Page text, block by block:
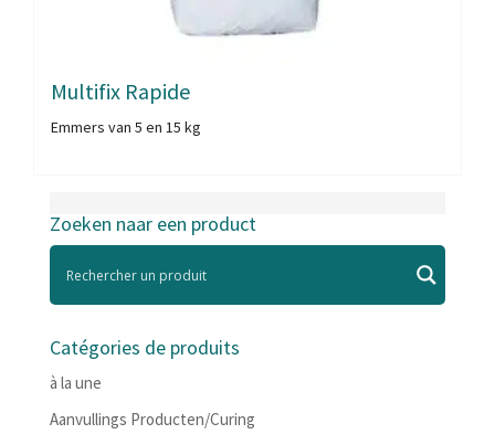
Multifix Rapide
Emmers van 5 en 15 kg
Zoeken naar een product
Catégories de produits
à la une
Aanvullings Producten/Curing